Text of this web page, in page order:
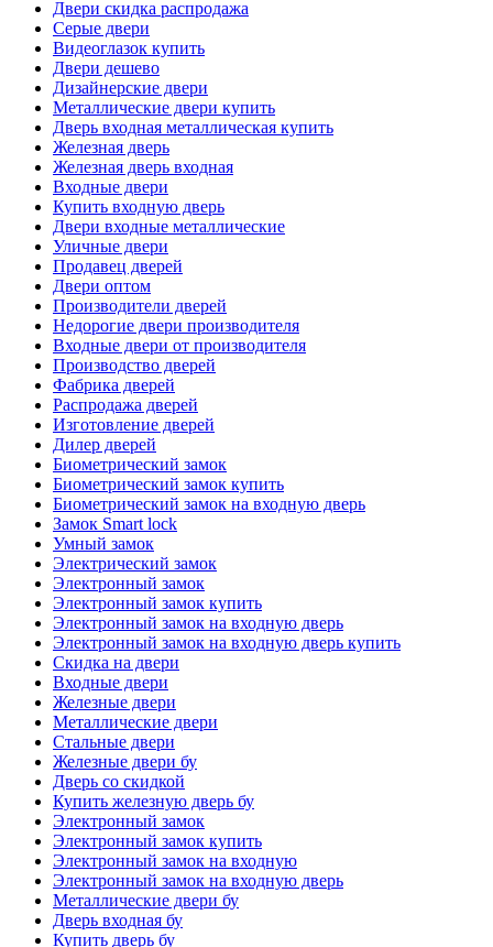
Двери скидка распродажа
Серые двери
Видеоглазок купить
Двери дешево
Дизайнерские двери
Металлические двери купить
Дверь входная металлическая купить
Железная дверь
Железная дверь входная
Входные двери
Купить входную дверь
Двери входные металлические
Уличные двери
Продавец дверей
Двери оптом
Производители дверей
Недорогие двери производителя
Входные двери от производителя
Производство дверей
Фабрика дверей
Распродажа дверей
Изготовление дверей
Дилер дверей
Биометрический замок
Биометрический замок купить
Биометрический замок на входную дверь
Замок Smart lock
Умный замок
Электрический замок
Электронный замок
Электронный замок купить
Электронный замок на входную дверь
Электронный замок на входную дверь купить
Скидка на двери
Входные двери
Железные двери
Металлические двери
Стальные двери
Железные двери бу
Дверь со скидкой
Купить железную дверь бу
Электронный замок
Электронный замок купить
Электронный замок на входную
Электронный замок на входную дверь
Металлические двери бу
Дверь входная бу
Купить дверь бу